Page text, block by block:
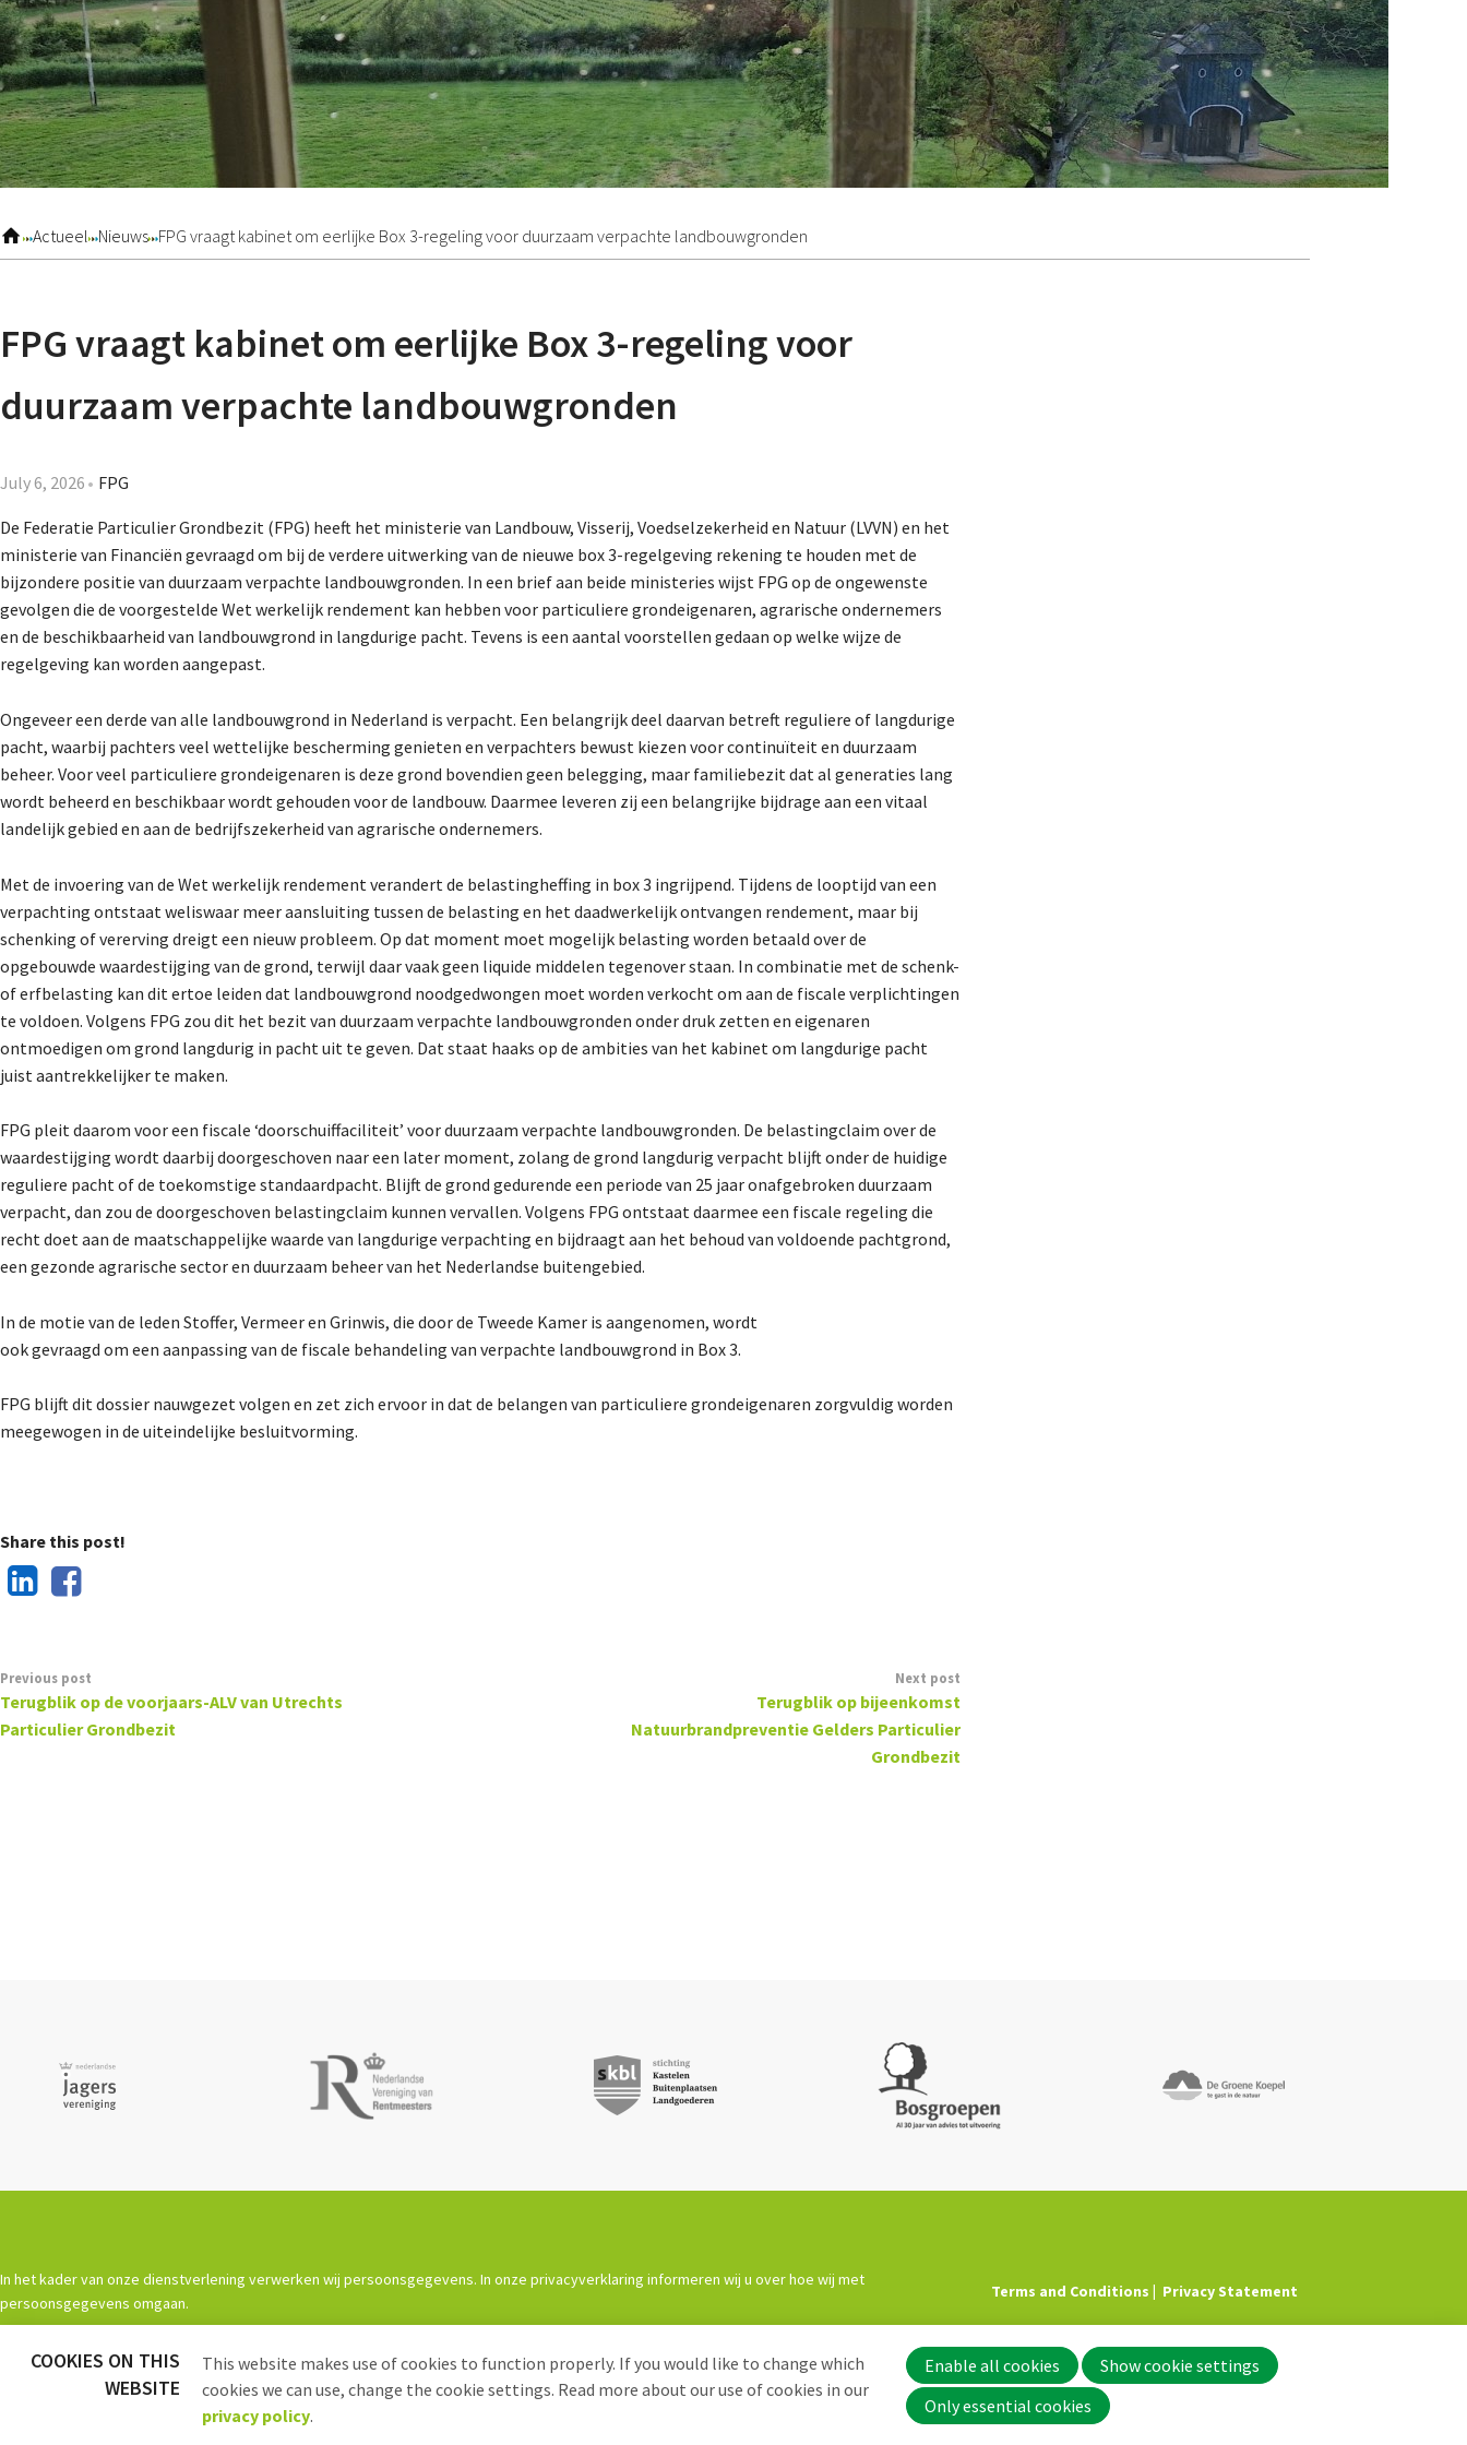
Actueel Nieuws FPG vraagt kabinet om eerlijke Box 3-regeling voor duurzaam verpachte landbouwgronden
FPG vraagt kabinet om eerlijke Box 3-regeling voor
duurzaam verpachte landbouwgronden
July 6, 2026 FPG
De Federatie Particulier Grondbezit (FPG) heeft het ministerie van Landbouw, Visserij, Voedselzekerheid en Natuur (LVVN) en het
ministerie van Financiën gevraagd om bij de verdere uitwerking van de nieuwe box 3-regelgeving rekening te houden met de
bijzondere positie van duurzaam verpachte landbouwgronden. In een brief aan beide ministeries wijst FPG op de ongewenste
gevolgen die de voorgestelde Wet werkelijk rendement kan hebben voor particuliere grondeigenaren, agrarische ondernemers
en de beschikbaarheid van landbouwgrond in langdurige pacht. Tevens is een aantal voorstellen gedaan op welke wijze de
regelgeving kan worden aangepast.
Ongeveer een derde van alle landbouwgrond in Nederland is verpacht. Een belangrijk deel daarvan betreft reguliere of langdurige
pacht, waarbij pachters veel wettelijke bescherming genieten en verpachters bewust kiezen voor continuïteit en duurzaam
beheer. Voor veel particuliere grondeigenaren is deze grond bovendien geen belegging, maar familiebezit dat al generaties lang
wordt beheerd en beschikbaar wordt gehouden voor de landbouw. Daarmee leveren zij een belangrijke bijdrage aan een vitaal
landelijk gebied en aan de bedrijfszekerheid van agrarische ondernemers.
Met de invoering van de Wet werkelijk rendement verandert de belastingheffing in box 3 ingrijpend. Tijdens de looptijd van een
verpachting ontstaat weliswaar meer aansluiting tussen de belasting en het daadwerkelijk ontvangen rendement, maar bij
schenking of vererving dreigt een nieuw probleem. Op dat moment moet mogelijk belasting worden betaald over de
opgebouwde waardestijging van de grond, terwijl daar vaak geen liquide middelen tegenover staan. In combinatie met de schenk-
of erfbelasting kan dit ertoe leiden dat landbouwgrond noodgedwongen moet worden verkocht om aan de fiscale verplichtingen
te voldoen. Volgens FPG zou dit het bezit van duurzaam verpachte landbouwgronden onder druk zetten en eigenaren
ontmoedigen om grond langdurig in pacht uit te geven. Dat staat haaks op de ambities van het kabinet om langdurige pacht
juist aantrekkelijker te maken.
FPG pleit daarom voor een fiscale ‘doorschuiffaciliteit’ voor duurzaam verpachte landbouwgronden. De belastingclaim over de
waardestijging wordt daarbij doorgeschoven naar een later moment, zolang de grond langdurig verpacht blijft onder de huidige
reguliere pacht of de toekomstige standaardpacht. Blijft de grond gedurende een periode van 25 jaar onafgebroken duurzaam
verpacht, dan zou de doorgeschoven belastingclaim kunnen vervallen. Volgens FPG ontstaat daarmee een fiscale regeling die
recht doet aan de maatschappelijke waarde van langdurige verpachting en bijdraagt aan het behoud van voldoende pachtgrond,
een gezonde agrarische sector en duurzaam beheer van het Nederlandse buitengebied.
In de motie van de leden Stoffer, Vermeer en Grinwis, die door de Tweede Kamer is aangenomen, wordt
ook gevraagd om een aanpassing van de fiscale behandeling van verpachte landbouwgrond in Box 3.
FPG blijft dit dossier nauwgezet volgen en zet zich ervoor in dat de belangen van particuliere grondeigenaren zorgvuldig worden
meegewogen in de uiteindelijke besluitvorming.
Share this post!
Previous post
Terugblik op de voorjaars-ALV van Utrechts
Particulier Grondbezit
Next post
Terugblik op bijeenkomst
Natuurbrandpreventie Gelders Particulier
Grondbezit
In het kader van onze dienstverlening verwerken wij persoonsgegevens. In onze privacyverklaring informeren wij u over hoe wij met
persoonsgegevens omgaan.
Terms and Conditions Privacy Statement
Powered by Procurios
Agenda
Nieuwsbrief
About us
COOKIES ON THIS
WEBSITE
This website makes use of cookies to function properly. If you would like to change which
cookies we can use, change the cookie settings. Read more about our use of cookies in our
privacy policy.
Enable all cookies
Show cookie settings
Only essential cookies